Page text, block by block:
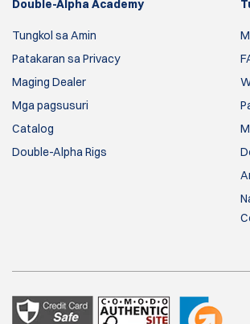
Double-Alpha Academy
Tungkol sa Amin
Patakaran sa Privacy
Maging Dealer
Mga pagsusuri
Catalog
Double-Alpha Rigs